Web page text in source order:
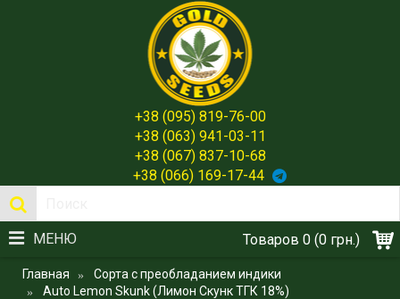
+38 (095) 819-76-00
+38 (063) 941-03-11
+38 (067) 837-10-68
+38 (066) 169-17-44
Товаров 0 (0 грн.)
МЕНЮ
Главная
Сорта с преобладанием индики
Auto Lemon Skunk (Лимон Скунк ТГК 18%)